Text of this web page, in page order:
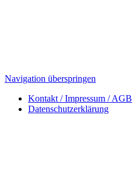
Navigation überspringen
Kontakt / Impressum / AGB
Datenschutzerklärung